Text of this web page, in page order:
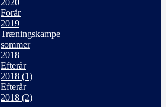
2020
Forår
2019
Træningskampe
sommer
2018
Efterår
2018 (1)
Efterår
2018 (2)